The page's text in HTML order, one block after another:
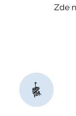
Zde